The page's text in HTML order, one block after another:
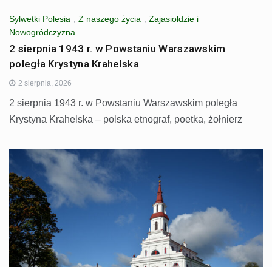
Sylwetki Polesia , Z naszego życia , Zajasiołdzie i
Nowogródczyzna
2 sierpnia 1943 r. w Powstaniu Warszawskim
poległa Krystyna Krahelska
2 sierpnia, 2026
2 sierpnia 1943 r. w Powstaniu Warszawskim poległa
Krystyna Krahelska – polska etnograf, poetka, żołnierz